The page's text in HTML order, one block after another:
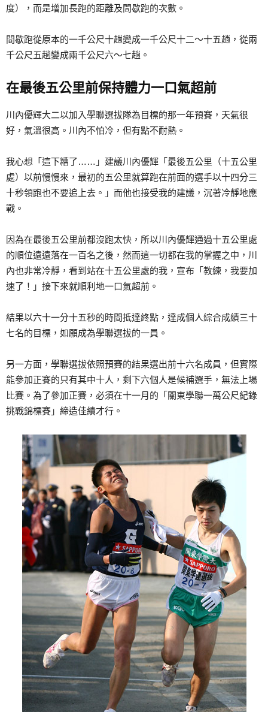
度），而是增加長跑的距離及間歇跑的次數。
間歇跑從原本的一千公尺十趟變成一千公尺十二～十五趟，從兩
千公尺五趟變成兩千公尺六～七趟。
在最後五公里前保持體力一口氣超前
川內優輝大二以加入學聯選拔隊為目標的那一年預賽，天氣很
好，氣溫很高。川內不怕冷，但有點不耐熱。
我心想「這下糟了……」建議川內優輝「最後五公里（十五公里
處）以前慢慢來，最初的五公里就算跑在前面的選手以十四分三
十秒領跑也不要追上去。」而他也接受我的建議，沉著冷靜地應
戰。
因為在最後五公里前都沒跑太快，所以川內優輝通過十五公里處
的順位遠遠落在一百名之後，然而這一切都在我的掌握之中，川
內也非常冷靜，看到站在十五公里處的我，宣布「教練，我要加
速了！」接下來就順利地一口氣超前。
結果以六十一分十五秒的時間抵達終點，達成個人綜合成績三十
七名的目標，如願成為學聯選拔的一員。
另一方面，學聯選拔依照預賽的結果選出前十六名成員，但實際
能參加正賽的只有其中十人，剩下六個人是候補選手，無法上場
比賽。為了參加正賽，必須在十一月的「關東學聯一萬公尺紀錄
挑戰錦標賽」締造佳績才行。